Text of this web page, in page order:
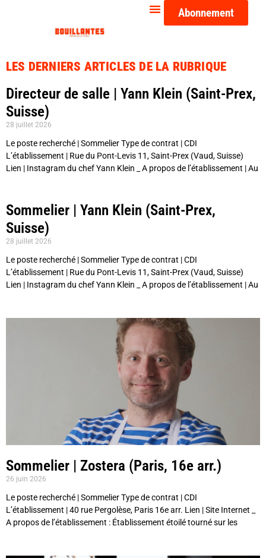
Abonnement
LES DERNIERS ARTICLES DE LA RUBRIQUE
Directeur de salle | Yann Klein (Saint-Prex,
Suisse)
28 juillet 2026
Le poste recherché | Sommelier Type de contrat | CDI
L’établissement | Rue du Pont-Levis 11, Saint-Prex (Vaud, Suisse)
Lien | Instagram du chef Yann Klein _ A propos de l’établissement | Au
Sommelier | Yann Klein (Saint-Prex,
Suisse)
28 juillet 2026
Le poste recherché | Sommelier Type de contrat | CDI
L’établissement | Rue du Pont-Levis 11, Saint-Prex (Vaud, Suisse)
Lien | Instagram du chef Yann Klein _ A propos de l’établissement | Au
Sommelier | Zostera (Paris, 16e arr.)
26 juin 2026
Le poste recherché | Sommelier Type de contrat | CDI
L’établissement | 40 rue Pergolèse, Paris 16e arr. Lien | Site Internet _
A propos de l’établissement : Établissement étoilé tourné sur les